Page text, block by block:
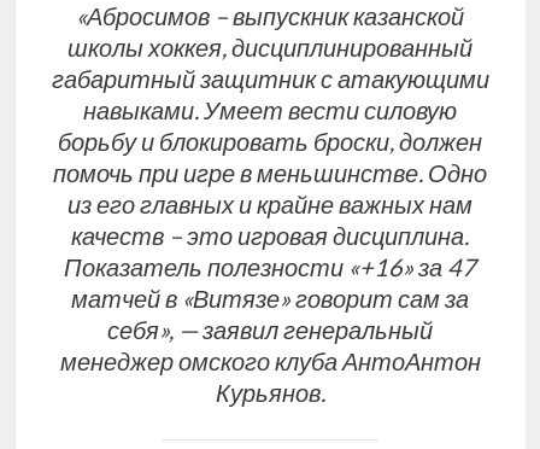
«Абросимов – выпускник казанской
школы хоккея, дисциплинированный
габаритный защитник с атакующими
навыками. Умеет вести силовую
борьбу и блокировать броски, должен
помочь при игре в меньшинстве. Одно
из его главных и крайне важных нам
качеств – это игровая дисциплина.
Показатель полезности «+16» за 47
матчей в «Витязе» говорит сам за
себя», — заявил генеральный
менеджер омского клуба АнтоАнтон
Курьянов.